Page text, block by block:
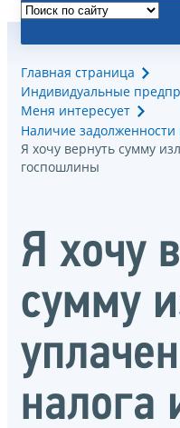
Главная страница
Индивидуальные
Меня интересует
Наличие
Я хочу вернуть сумму
госпошлины
Я хочу
сумму
налога